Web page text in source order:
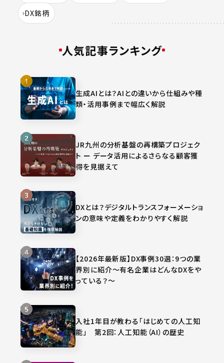
DX銘柄
人気記事ランキング
生成AIとは？AIとの違いから仕組みや種
類・活用事例まで幅広く解説
JR九州の分析基盤の再構築プロジェク
ト ー データ活用によるさらなる顧客獲
得を見据えて
DXとは？デジタルトランスフォーメーショ
ンの意味や定義をわかりやすく解説
【2026年最新版】DX事例30選：9つの業
界別に紹介～有名企業はどんなDXをや
っている？～
入社1年目が教わる「はじめての人工知
能」 第2回：人工知能（AI）の歴史